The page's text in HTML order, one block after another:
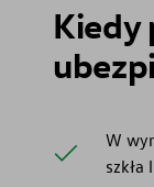
Kiedy
W